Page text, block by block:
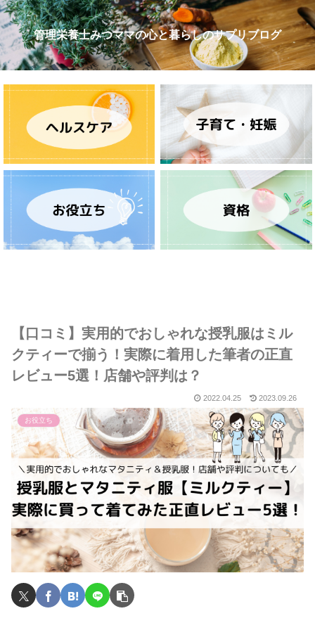
管理栄養士みつママの心と暮らしのサプリブログ
【口コミ】実用的でおしゃれな授乳服はミル
クティーで揃う！実際に着用した筆者の正直
レビュー5選！店舗や評判は？
2022.04.25 2023.09.26
お役立ち